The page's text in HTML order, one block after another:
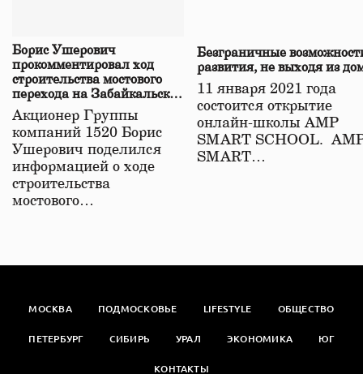
Борис Ушерович
прокомментировал ход
строительства мостового
перехода на Забайкальской
железной дороге
Акционер Группы
компаний 1520 Борис
Ушерович поделился
информацией о ходе
строительства
мостового…
Безграничные
развития, не выходя из
11 января 2021 года
состоится открытие
онлайн-школы АМР
SMART SCHOOL.
SMART…
МОСКВА ПОДМОСКОВЬЕ LIFESTYLE ОБЩЕСТВО
ПЕТЕРБУРГ СИБИРЬ УРАЛ ЭКОНОМИКА ЮГ
КОНТАКТЫ